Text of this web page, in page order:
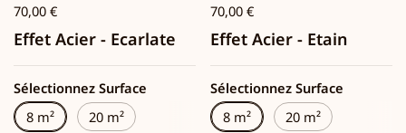
70,00 €
Effet Acier - Ecarlate
Sélectionnez Surface
8 m²
20 m²
70,00 €
Effet Acier - Etain
Sélectionnez Surface
8 m²
20 m²